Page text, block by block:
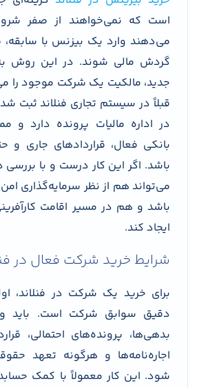
است که نمی‌خواهند از صفر
می‌دهند وارد یک بیزنس با سابقه،
گردش مالی شوند. در این روش
جدید، مالکیت یک شرکت موجود را
قبلاً در سیستم تجاری فنلاند ثبت
در اداره مالیات پرونده دارد
بانکی فعال، قراردادهای جاری و
باشد. اگر این کار درست و با
می‌تواند هم از نظر سرمایه‌گذاری
باشد و هم در مسیر اقامت
ایجاد کند.
شرایط خرید شرکت فعال در
برای خرید یک شرکت در فنلاند،
دقیق سوابق شرکت است. باید
بدهی‌ها، پرونده‌های احتمالی،
اجاره‌نامه‌ها و هرگونه تعهد
شود. این کار معمولاً با کمک